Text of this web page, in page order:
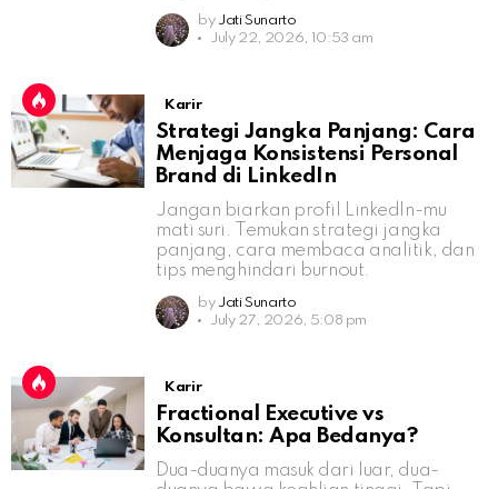
by Jati Sunarto
July 22, 2026, 10:53 am
Karir
Strategi Jangka Panjang: Cara
Menjaga Konsistensi Personal
Brand di LinkedIn
Jangan biarkan profil LinkedIn-mu
mati suri. Temukan strategi jangka
panjang, cara membaca analitik, dan
tips menghindari burnout.
by Jati Sunarto
July 27, 2026, 5:08 pm
Karir
Fractional Executive vs
Konsultan: Apa Bedanya?
Dua-duanya masuk dari luar, dua-